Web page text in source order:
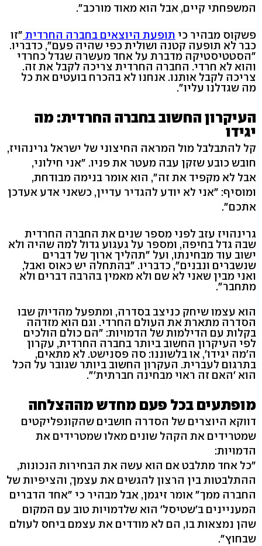
המשפחתי קיים, אבל הוא מאוד מורכב".
פשקוס מבהיר כי תופעת היוצאים בחברה החרדית "זו
כבר לא תופעה קטנה ושולית כפי שהיה פעם", כדבריו.
"הסטטיסטיקה מדברת על אחד מעשרה שגדל כחרדי
והוא לא חרדי. החברה החרדית צריכה לקבל את זה.
צריכה לקבל אותנו. אנחנו לא בהכרח בועטים את כל
מה שגדלנו עליו".
העיקרון החשוב בחברה החרדית: מה
יגידו
קל להתבלבל מול המראה החיצוני של ישראל גרינהויז,
חובש כובע שזקן עבה מעטר את פניו. "אני חילוני,
אבל לא מקפיד את זה", הוא אומר בנימה מבודחת,
ומוסיף: "אני לא יודע להגדיר עדיין, כשאני אדע אעדכן
אתכם".
גרינהויז עזב לפני מספר שנים את החברה החרדית
שבה גדל בחיפה, ומספר על געגוע גדול למה שהיה ולא
ישוב עוד מבחינתו, ועל "תהליך ארוך של דברים
שנשברים ונבנים", כדבריו. "בהתחלה יש כאוס ואבל,
ואני מבין שאני לא שם ולא מאמין בהרבה דברים ולא
מתחבר".
הוא עצמו שיחק כניצב בסדרה, ומתפעל מהדיוק שבו
הסדרה מתארת את העולם החרדי. וגם הוא מזדהה
בקלות עם הדילמות של הדמויות: "הם כולם הולכים
לפי העיקרון החשוב ביותר בחברה החרדית, עקרון
ה'מה יגידו', או בלשוננו: סה פסנישט. לא מתאים,
בתרגום לעברית. העקרון החשוב ביותר שגובר על הכל
הוא 'האם זה ראוי מבחינה חברתית'".
מופתעים בכל פעם מחדש מההצלחה
דווקא היוצרים של הסדרה חושבים שהקונפליקטים
שמטרידים את הקהל שונים מאלו שמטרידים את
הדמויות:
"כל אחד מתלבט אם הוא עשה את הבחירות הנכונות,
ההתלבטות בין הרצון להגשים את עצמך, והציפיות של
החברה ממך" אומר זיגמן, אבל מבהיר כי "אחד הדברים
המעניינים ב'שטיסל' הוא שלדמויות טוב עם המקום
שהן נמצאות בו, הם לא מודדים את עצמם ביחס לעולם
שבחוץ".